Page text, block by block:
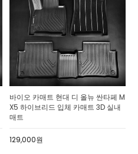
바이오 카매트 현대 디 올뉴 싼타페 M
X5 하이브리드 입체 카매트 3D 실내
매트
129,000원